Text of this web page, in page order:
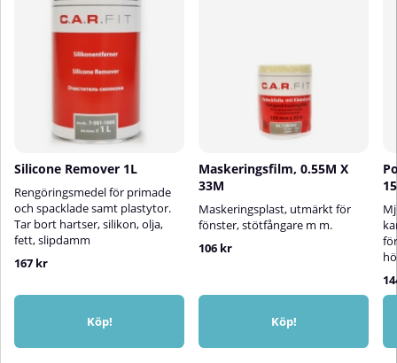
Silicone Remover 1L
Rengöringsmedel för primade
och spacklade samt plastytor.
Tar bort hartser, silikon, olja,
fett, slipdamm
167 kr
Köp!
Maskeringsfilm, 0.55M X
33M
Maskeringsplast, utmärkt för
fönster, stötfångare m m.
106 kr
Köp!